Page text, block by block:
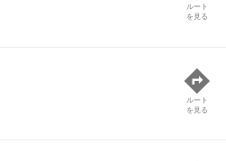
ルート
を見る
ルート
を見る